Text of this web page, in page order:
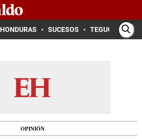
HONDURAS SUCESOS TEGUCIGALPA
OPINIÓN